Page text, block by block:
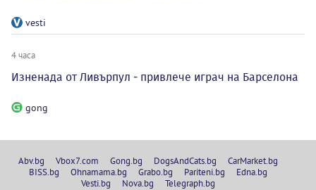
vesti
4 часа
Изненада от Ливърпул - привлече играч на Барселона
gong
Abv.bg Vbox7.com Gong.bg DogsAndCats.bg
CarMarket.bg
BISS.bg
Ohnamama.bg Grabo.bg Pariteni.bg
Edna.bg
Vesti.bg
Nova.bg Telegraph.bg